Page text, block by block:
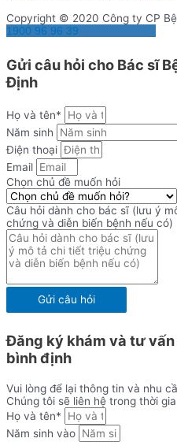
Copyright © 2020 Công ty CP
1900 96 96 39
Gửi câu hỏi cho Bác sĩ
Định
Họ và tên*
Năm sinh
Điện thoại
Email
Chọn chủ đề muốn hỏi
Câu hỏi dành cho bác sĩ (lưu ý
chứng và diễn biến bệnh nếu có)
Gửi câu hỏi
Đăng ký khám và tư
bình định
Vui lòng để lại thông tin và nhu
Chúng tôi sẽ liên hệ trong thời
Họ và tên*
Năm sinh vào